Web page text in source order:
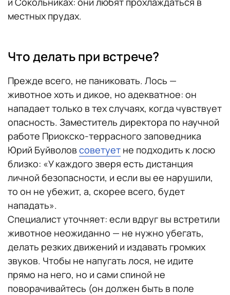
местных прудах.
Что делать при встрече?
Прежде всего, не паниковать. Лось —
животное хоть и дикое, но адекватное: он
нападает только в тех случаях, когда чувствует
опасность. Заместитель директора по научной
работе Приокско-террасного заповедника
Юрий Буйволов советует не подходить к лосю
близко: «У каждого зверя есть дистанция
личной безопасности, и если вы ее нарушили,
то он не убежит, а, скорее всего, будет
нападать».
Специалист уточняет: если вдруг вы встретили
животное неожиданно — не нужно убегать,
делать резких движений и издавать громких
звуков. Чтобы не напугать лося, не идите
прямо на него, но и сами спиной не
поворачивайтесь (он должен быть в поле